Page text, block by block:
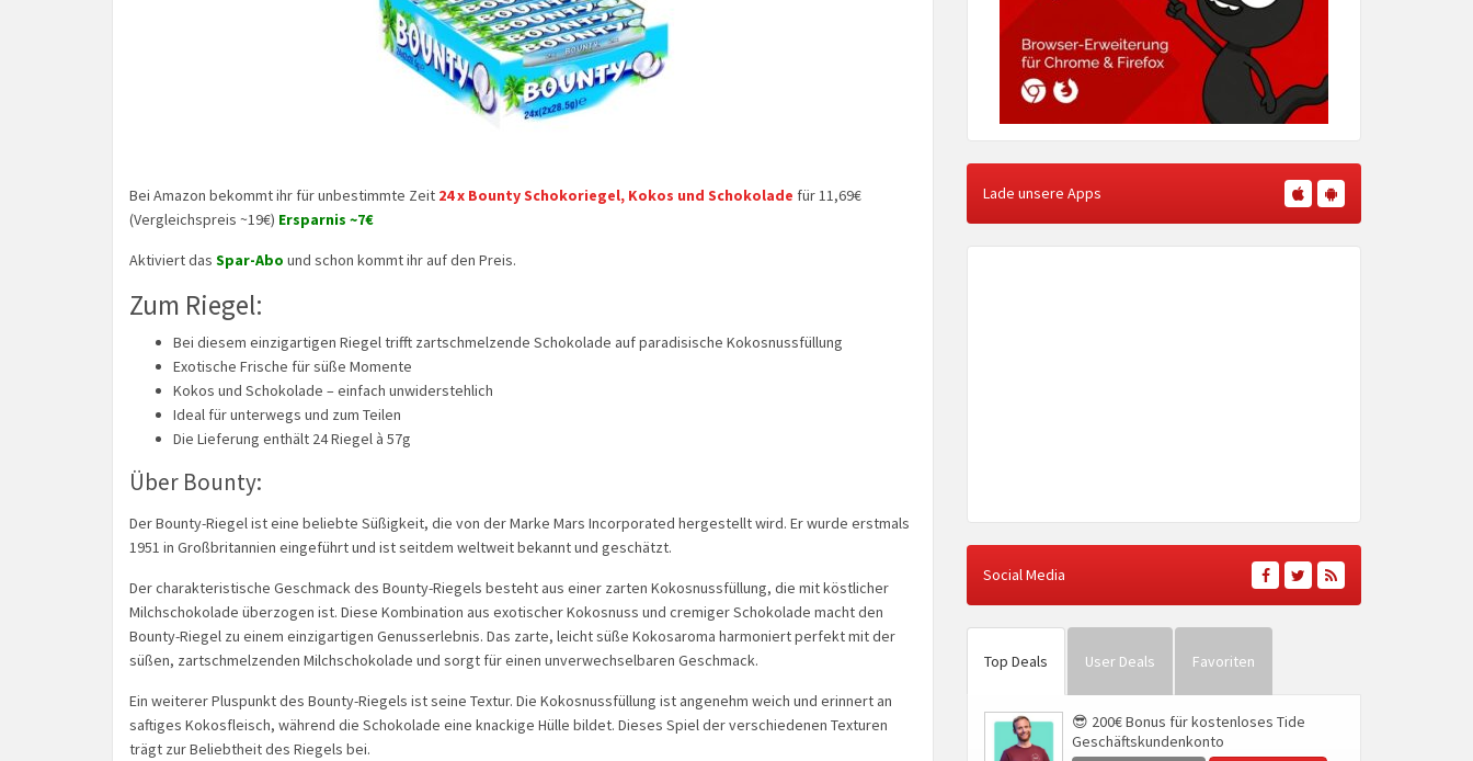
Bei Amazon bekommt ihr für unbestimmte Zeit 24 x Bounty Schokoriegel, Kokos und Schokolade für 11,69€
(Vergleichspreis ~19€) Ersparnis ~7€
Aktiviert das Spar-Abo und schon kommt ihr auf den Preis.
Zum Riegel:
Bei diesem einzigartigen Riegel trifft zartschmelzende Schokolade auf paradisische Kokosnussfüllung
Exotische Frische für süße Momente
Kokos und Schokolade – einfach unwiderstehlich
Ideal für unterwegs und zum Teilen
Die Lieferung enthält 24 Riegel à 57g
Über Bounty:
Der Bounty-Riegel ist eine beliebte Süßigkeit, die von der Marke Mars Incorporated hergestellt wird. Er wurde erstmals
1951 in Großbritannien eingeführt und ist seitdem weltweit bekannt und geschätzt.
Der charakteristische Geschmack des Bounty-Riegels besteht aus einer zarten Kokosnussfüllung, die mit köstlicher
Milchschokolade überzogen ist. Diese Kombination aus exotischer Kokosnuss und cremiger Schokolade macht den
Bounty-Riegel zu einem einzigartigen Genusserlebnis. Das zarte, leicht süße Kokosaroma harmoniert perfekt mit der
süßen, zartschmelzenden Milchschokolade und sorgt für einen unverwechselbaren Geschmack.
Ein weiterer Pluspunkt des Bounty-Riegels ist seine Textur. Die Kokosnussfüllung ist angenehm weich und erinnert an
saftiges Kokosfleisch, während die Schokolade eine knackige Hülle bildet. Dieses Spiel der verschiedenen Texturen
trägt zur Beliebtheit des Riegels bei.
Lade unsere Apps
Social Media
Top Deals User Deals Favoriten
😎 200€ Bonus für kostenloses Tide
Geschäftskundenkonto